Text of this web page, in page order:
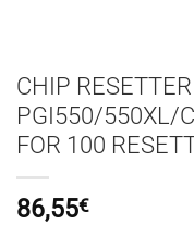
CHIP
PGI550/550XL/
FOR 100
86,55€